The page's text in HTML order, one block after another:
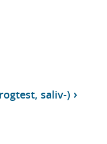
saliv-)